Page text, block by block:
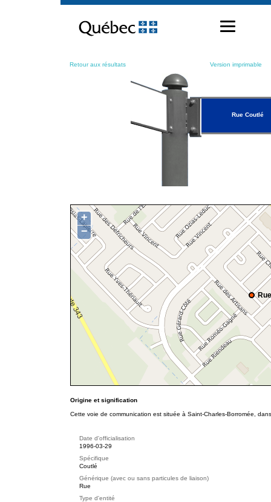
contenu
Retour aux résultats Version imprimable
Rue Coutlé
+
−
Origine et signification
Cette voie de communication est située à Saint-Charles-Borromée,
Date d'officialisation
1996-03-29
Spécifique
Coutlé
Générique (avec ou sans particules de liaison)
Rue
Type d'entité